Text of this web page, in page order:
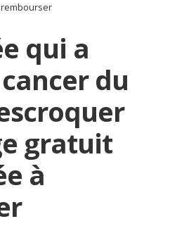
qui a
du
gratuit
à